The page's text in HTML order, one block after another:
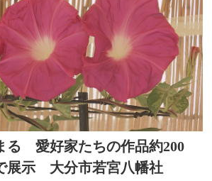
る 愛好家たちの作品約200
展示 大分市若宮八幡社